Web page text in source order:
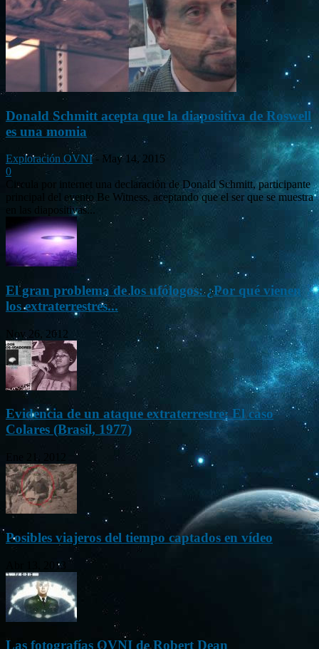
Donald Schmitt acepta que la diapositiva de Roswell
es una momia
Exploración OVNI - May 14, 2015
0
Circula por internet una declaración de Donald Schmitt, participante
principal del evento Be Witness, aceptando que el ser que se muestra
en las diapositivas...
El gran problema de los ufólogos: ¿Por qué vienen
los extraterrestres...
Nov 26, 2012
Evidencia de un ataque extraterrestre: El caso
Colares (Brasil, 1977)
Posibles viajeros del tiempo captados en vídeo
Abr 13, 2013
Las fotografías OVNI de Robert Dean